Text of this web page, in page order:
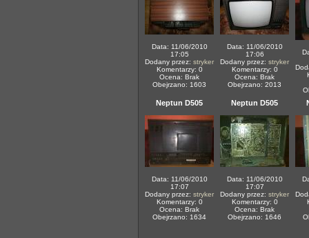
Data: 11/06/2010
17:05
Dodany przez: stryker
Komentarzy: 0
Ocena: Brak
Obejrzano: 1603
Data: 11/06/2010
17:06
Dodany przez: stryker
Komentarzy: 0
Ocena: Brak
Obejrzano: 2013
Neptun D505
Data: 11/06/2010
17:07
Dodany przez: stryker
Komentarzy: 0
Ocena: Brak
Obejrzano: 1634
Neptun D505
Data: 11/06/2010
17:07
Dodany przez: stryker
Komentarzy: 0
Ocena: Brak
Obejrzano: 1646